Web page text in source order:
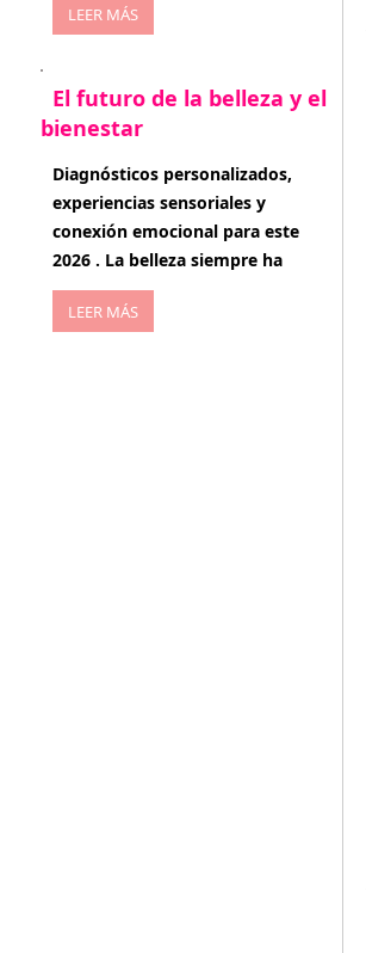
LEER MÁS
El futuro de la belleza y el
bienestar
enero 15, 2026
Diagnósticos personalizados,
experiencias sensoriales y
conexión emocional para este
2026 . La belleza siempre ha
LEER MÁS